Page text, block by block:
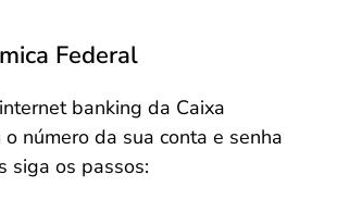
Federal
banking da Caixa
o número da sua conta e senha
siga os passos: